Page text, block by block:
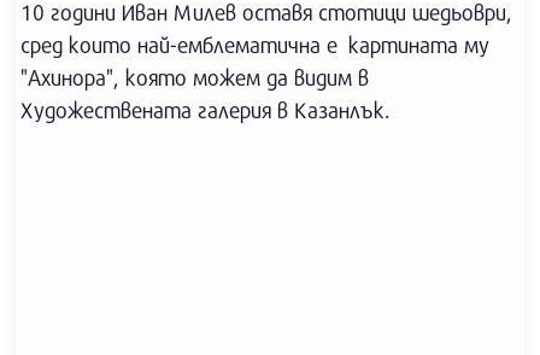
10 години Иван Милев оставя стотици шедьоври,
сред които най-емблематична е картината му
"Ахинора", която можем да видим в
Художествената галерия в Казанлък.